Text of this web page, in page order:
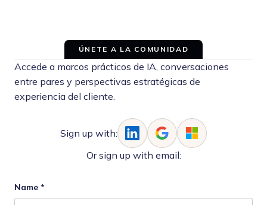
ÚNETE A LA COMUNIDAD
Accede a marcos prácticos de IA, conversaciones
entre pares y perspectivas estratégicas de
experiencia del cliente.
Sign up with:
Or sign up with email:
Name *